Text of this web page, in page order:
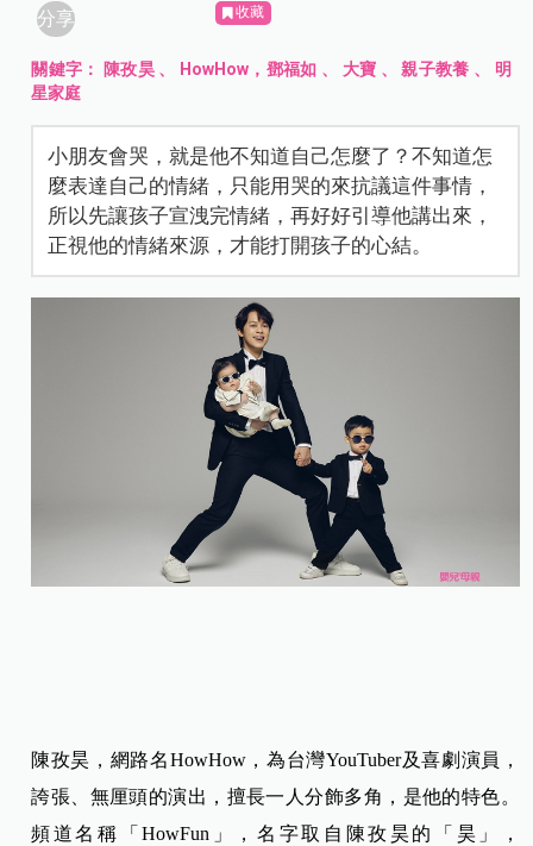
分享 收藏
關鍵字： 陳孜昊、 HowHow，鄧福如 、 大寶 、親子教養 、 明
星家庭
小朋友會哭，就是他不知道自己怎麼了？不知道怎
麼表達自己的情緒，只能用哭的來抗議這件事情，
所以先讓孩子宣洩完情緒，再好好引導他講出來，
正視他的情緒來源，才能打開孩子的心結。
陳孜昊，網路名HowHow，為台灣YouTuber及喜劇演員，
誇張、無厘頭的演出，擅長一人分飾多角，是他的特色。
頻道名稱「HowFun」，名字取自陳孜昊的「昊」，